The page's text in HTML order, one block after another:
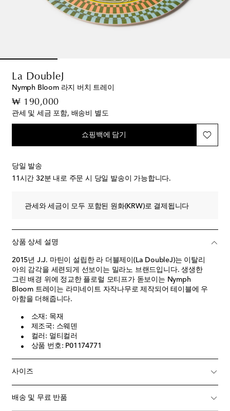
La DoubleJ
Nymph Bloom 라지 버치 트레이
₩ 190,000original price
관세 및 세금 포함, 배송비 별도
쇼핑백에 담기
당일 발송
11시간 32분 내로 주문 시 당일 발송이 가능합니다.
관세와 세금이 모두 포함된 원화(KRW)로 결제됩니다
상품 상세 설명
2015년 J.J. 마틴이 설립한 라 더블제이(La DoubleJ)는 이탈리
아의 감각을 세련되게 선보이는 밀라노 브랜드입니다. 생생한
그린 배경 위에 정교한 플로럴 모티프가 돋보이는 Nymph
Bloom 트레이는 라미네이트 자작나무로 제작되어 테이블에 우
아함을 더해줍니다.
소재: 목재
제조국: 스웨덴
컬러: 멀티컬러
상품 번호: P01174771
사이즈
배송 및 무료 반품